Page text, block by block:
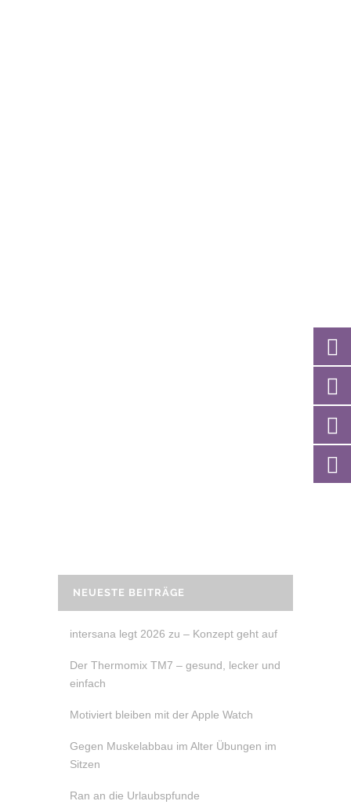
NEUESTE BEITRÄGE
intersana legt 2026 zu – Konzept geht auf
Der Thermomix TM7 – gesund, lecker und
einfach
Motiviert bleiben mit der Apple Watch
Gegen Muskelabbau im Alter Übungen im
Sitzen
Ran an die Urlaubspfunde